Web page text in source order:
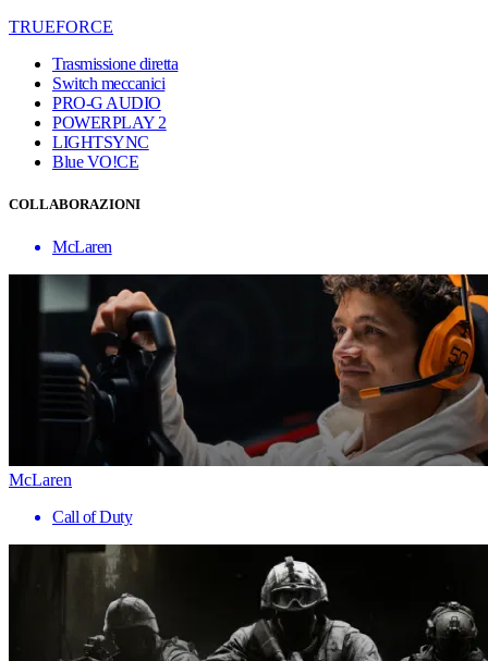
TRUEFORCE
Trasmissione diretta
Switch meccanici
PRO-G AUDIO
POWERPLAY 2
LIGHTSYNC
Blue VO!CE
COLLABORAZIONI
McLaren
McLaren
Call of Duty